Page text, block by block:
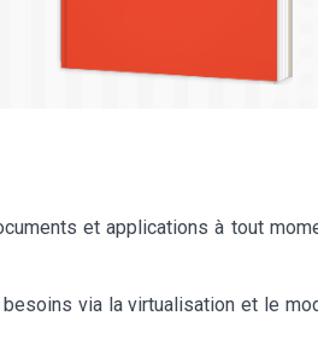
et applications à tout
via la virtualisation et le